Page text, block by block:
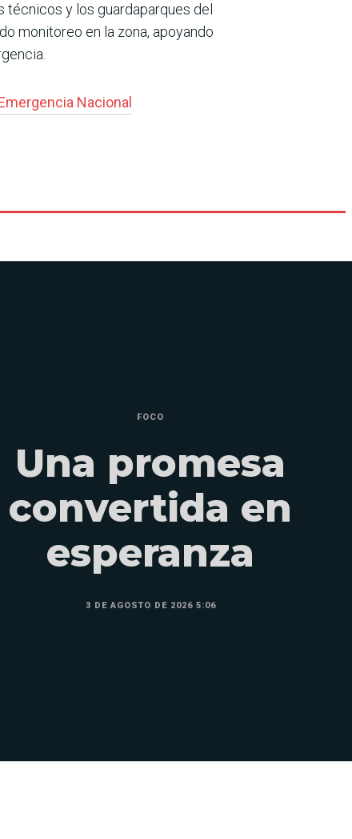
y los guardaparques del
monitoreo en la zona, apoyando
Nacional
FOCO
Una promesa
convertida en
esperanza
3 DE AGOSTO DE 2026 5:06